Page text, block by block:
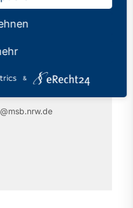
person für
und WBK im
Bildung in Düsseldorf
&